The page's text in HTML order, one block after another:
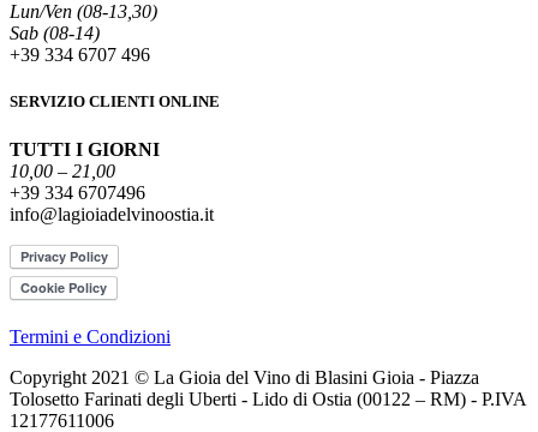
Lun/Ven (08-13,30)
Sab (08-14)
+39 334 6707 496
SERVIZIO CLIENTI ONLINE
TUTTI I GIORNI
10,00 – 21,00
+39 334 6707496
info@lagioiadelvinoostia.it
Termini e Condizioni
Copyright 2021 © La Gioia del Vino di Blasini Gioia - Piazza
Tolosetto Farinati degli Uberti - Lido di Ostia (00122 – RM) - P.IVA
12177611006